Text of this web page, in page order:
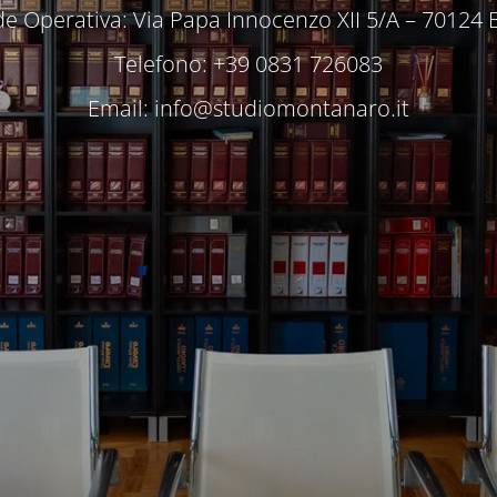
Operativa: Via Papa Innocenzo XII 5/A – 70124
Telefono: +39 0831 726083
Email:info@studiomontanaro.it